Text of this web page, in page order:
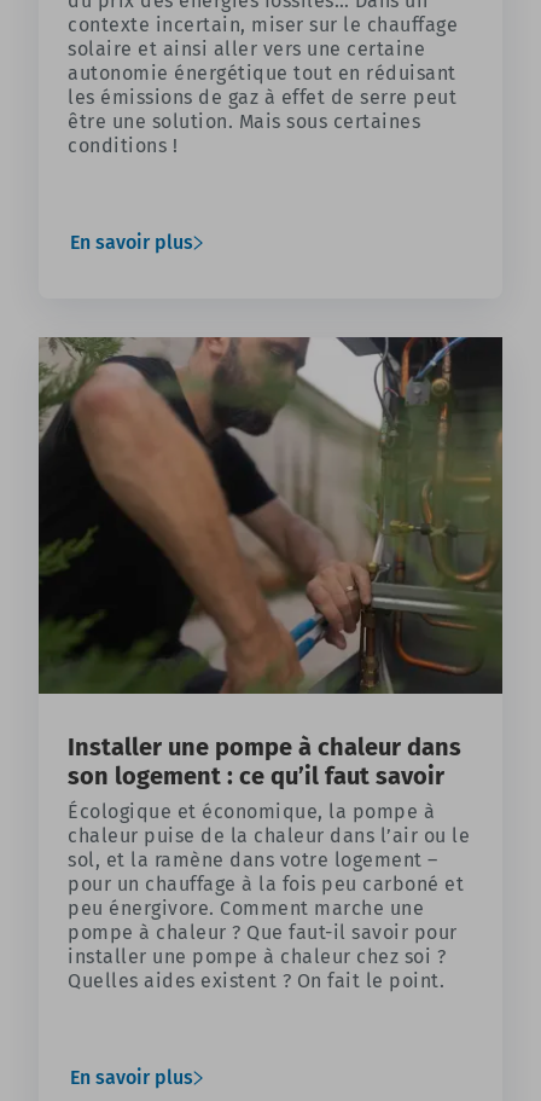
contexte incertain, miser sur le chauffage
solaire et ainsi aller vers une certaine
autonomie énergétique tout en réduisant
les émissions de gaz à effet de serre peut
être une solution. Mais sous certaines
conditions !
En savoir plus
Installer une pompe à chaleur dans
son logement : ce qu’il faut savoir
Écologique et économique, la pompe à
chaleur puise de la chaleur dans l’air ou le
sol, et la ramène dans votre logement –
pour un chauffage à la fois peu carboné et
peu énergivore. Comment marche une
pompe à chaleur ? Que faut-il savoir pour
installer une pompe à chaleur chez soi ?
Quelles aides existent ? On fait le point.
En savoir plus